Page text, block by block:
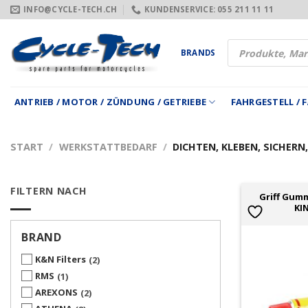
Zum
Inhalt
springen
INFO@CYCLE-TECH.CH KUNDENSERVICE: 055 211 11 11
BRANDS
Products
search
ANTRIEB / MOTOR / ZÜNDUNG / GETRIEBE FAHRGESTELL /
START / WERKSTATTBEDARF / DICHTEN, KLEBEN,
FILTERN NACH
BRAND
K&N Filters 2
RMS 1
AREXONS
2
Griff